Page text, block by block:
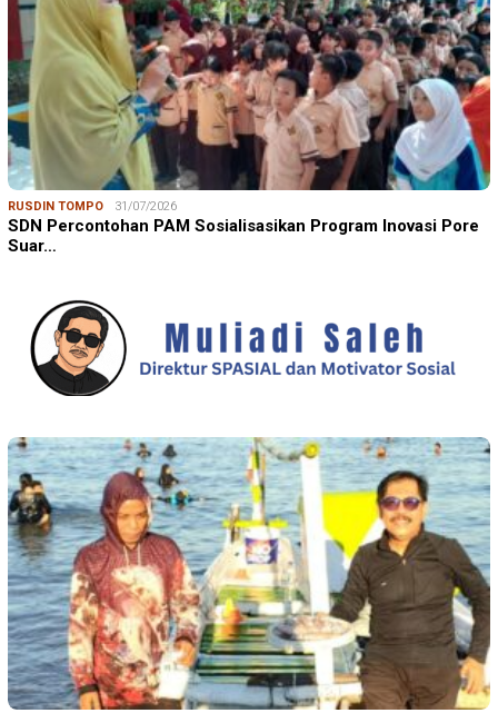
RUSDIN TOMPO 31/07/2026
SDN Percontohan PAM Sosialisasikan Program Inovasi Pore
Suar…